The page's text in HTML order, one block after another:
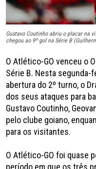
Gustavo Coutinho abriu o placar na
chegou ao 9º gol na Série B
O Atlético-GO venceu o
Série B. Nesta segunda-
abertura do 2º turno, o
dos seus ataques para
Gustavo Coutinho,
pelo clube goiano,
para os visitantes.
O Atlético-GO foi quase
período em que os três